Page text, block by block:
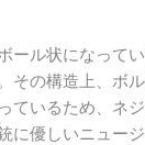
ール状になって
その構造上、ボ
ているため、ネ
に優しいニュージ